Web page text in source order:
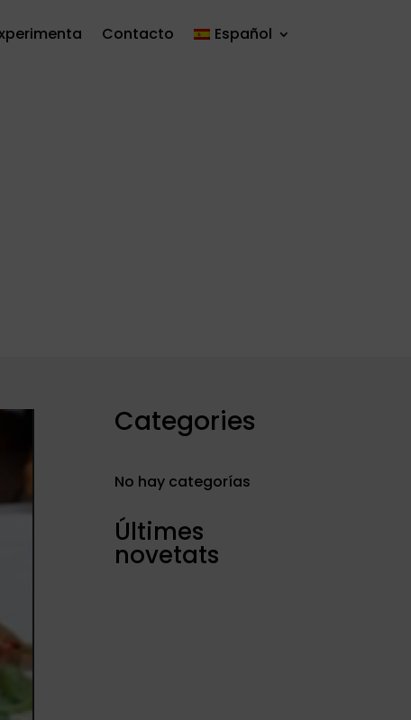
Contacto Español
Categories
No hay categorías
Últimes
novetats